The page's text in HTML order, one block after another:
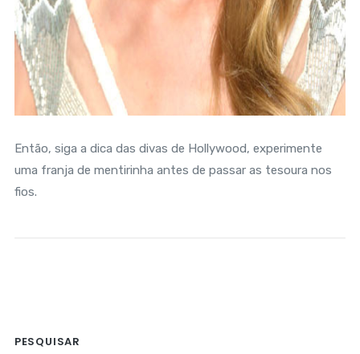
Então, siga a dica das divas de Hollywood, experimente
uma franja de mentirinha antes de passar as tesoura nos
fios.
PESQUISAR